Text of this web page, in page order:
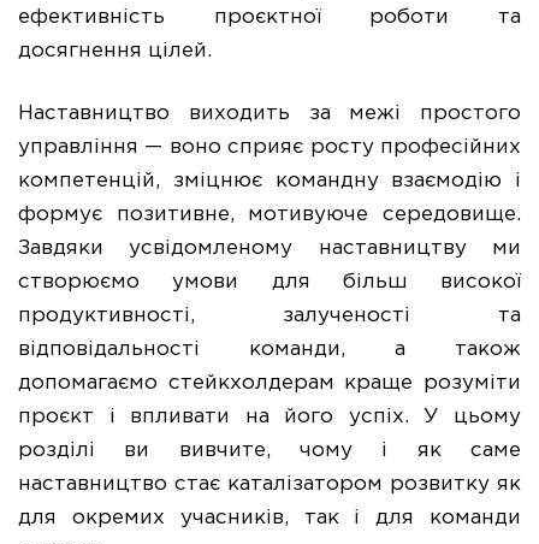
ефективність проєктної роботи та
досягнення цілей.
Наставництво виходить за межі простого
управління — воно сприяє росту професійних
компетенцій, зміцнює командну взаємодію і
формує позитивне, мотивуюче середовище.
Завдяки усвідомленому наставництву ми
створюємо умови для більш високої
продуктивності, залученості та
відповідальності команди, а також
допомагаємо стейкхолдерам краще розуміти
проєкт і впливати на його успіх. У цьому
розділі ви вивчите, чому і як саме
наставництво стає каталізатором розвитку як
для окремих учасників, так і для команди